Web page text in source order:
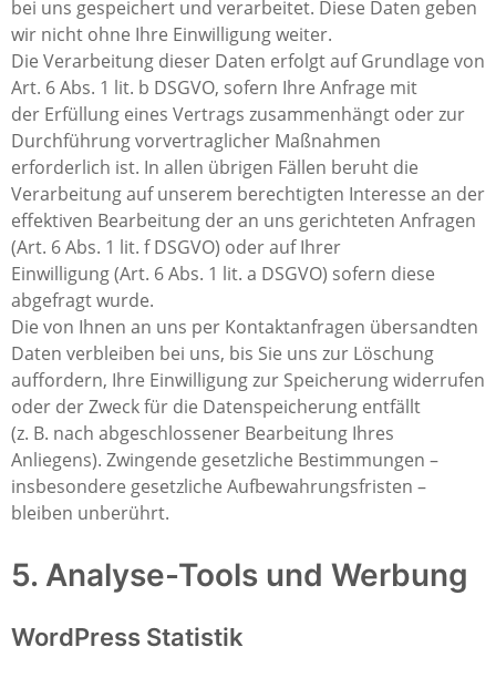
bei uns gespeichert und verarbeitet. Diese Daten geben
wir nicht ohne Ihre Einwilligung weiter.
Die Verarbeitung dieser Daten erfolgt auf Grundlage von
Art. 6 Abs. 1 lit. b DSGVO, sofern Ihre Anfrage mit
der Erfüllung eines Vertrags zusammenhängt oder zur
Durchführung vorvertraglicher Maßnahmen
erforderlich ist. In allen übrigen Fällen beruht die
Verarbeitung auf unserem berechtigten Interesse an der
effektiven Bearbeitung der an uns gerichteten Anfragen
(Art. 6 Abs. 1 lit. f DSGVO) oder auf Ihrer
Einwilligung (Art. 6 Abs. 1 lit. a DSGVO) sofern diese
abgefragt wurde.
Die von Ihnen an uns per Kontaktanfragen übersandten
Daten verbleiben bei uns, bis Sie uns zur Löschung
auffordern, Ihre Einwilligung zur Speicherung widerrufen
oder der Zweck für die Datenspeicherung entfällt
(z. B. nach abgeschlossener Bearbeitung Ihres
Anliegens). Zwingende gesetzliche Bestimmungen –
insbesondere gesetzliche Aufbewahrungsfristen –
bleiben unberührt.
5. Analyse-Tools und Werbung
WordPress Statistik